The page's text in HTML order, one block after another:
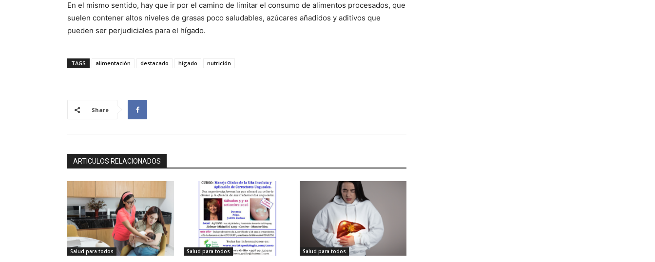
En el mismo sentido, hay que ir por el camino de limitar el consumo de alimentos procesados, que
suelen contener altos niveles de grasas poco saludables, azúcares añadidos y aditivos que
pueden ser perjudiciales para el hígado.
TAGS alimentación destacado hígado nutrición
Share
ARTICULOS RELACIONADOS
Salud para todos Salud para todos Salud para todos